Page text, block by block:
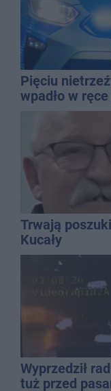
Pięciu
wpadło w
Trwają
Kucały
Wyprzedził
tuż przed